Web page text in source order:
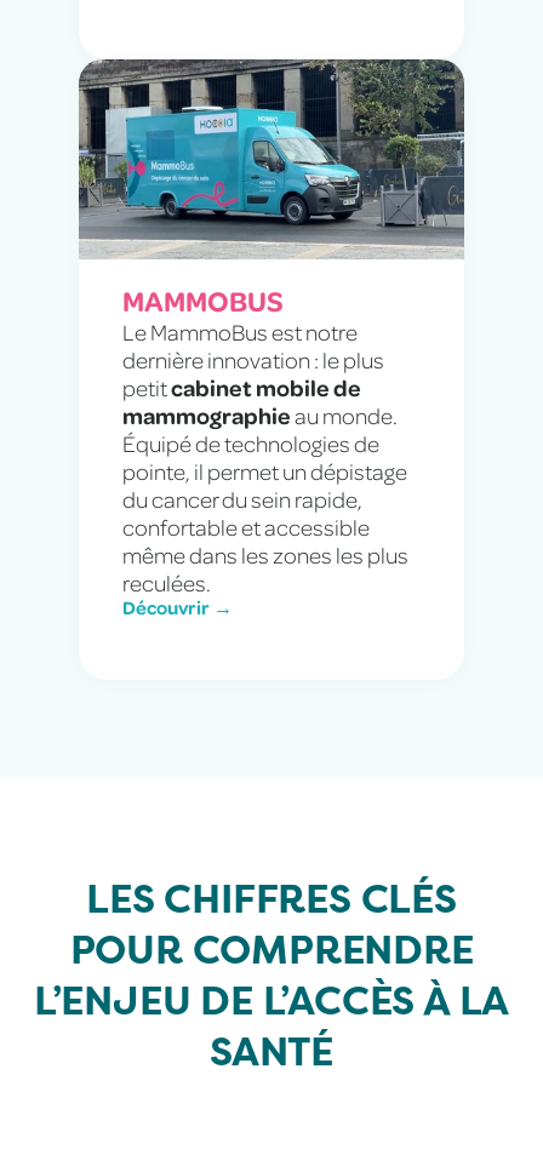
MAMMOBUS
Le MammoBus est notre
dernière innovation : le plus
petitcabinet mobile de
mammographieau monde.
Équipé de technologies de
pointe, il permet un dépistage
du cancer du sein rapide,
confortable et accessible
même dans les zones les plus
reculées.
Découvrir →
LES CHIFFRES CLÉS
POUR COMPRENDRE
L’ENJEU DE L’ACCÈS À LA
SANTÉ